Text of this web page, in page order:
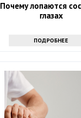
Почему лопаются
глазах
ПОДРОБНЕЕ